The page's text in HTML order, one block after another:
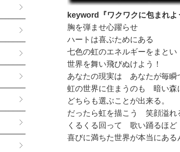
keyword『ワクワクに包まれよ
胸を弾ませ心躍らせ
ハートは喜ぶためにある
七色の虹のエネルギーをまとい
世界を舞い飛びぬけよう！
あなたの現実は あなたが毎瞬
虹の世界に住まうのも 暗い森
どちらも選ぶことが出来る。
だったら虹を描こう 笑顔溢れ
くるくる回って 歌い踊るほど
喜びに満ちた世界が本当にある